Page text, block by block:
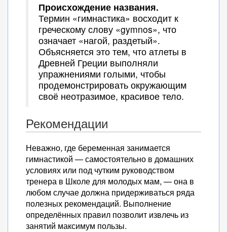
Происхождение названия.
Термин «гимнастика» восходит к
греческому слову «gymnos», что
означает «нагой, раздетый».
Объясняется это тем, что атлеты в
Древней Греции выполняли
упражнениями голыми, чтобы
продемонстрировать окружающим
своё неотразимое, красивое тело.
Рекомендации
Неважно, где беременная занимается
гимнастикой — самостоятельно в домашних
условиях или под чутким руководством
тренера в Школе для молодых мам, — она в
любом случае должна придерживаться ряда
полезных рекомендаций. Выполнение
определённых правил позволит извлечь из
занятий максимум пользы.